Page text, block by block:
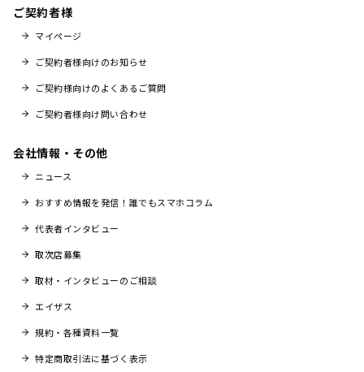
ご契約者様
マイページ
ご契約者様向けのお知らせ
ご契約様向けのよくあるご質問
ご契約者様向け問い合わせ
会社情報・その他
ニュース
おすすめ情報を発信！誰でもスマホコラム
代表者インタビュー
取次店募集
取材・インタビューのご相談
エイザス
規約・各種資料一覧
特定商取引法に基づく表示